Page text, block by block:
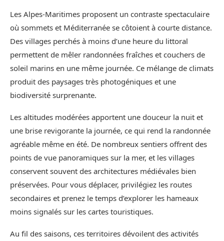
Les Alpes-Maritimes proposent un contraste spectaculaire
où sommets et Méditerranée se côtoient à courte distance.
Des villages perchés à moins d’une heure du littoral
permettent de mêler randonnées fraîches et couchers de
soleil marins en une même journée. Ce mélange de climats
produit des paysages très photogéniques et une
biodiversité surprenante.
Les altitudes modérées apportent une douceur la nuit et
une brise revigorante la journée, ce qui rend la randonnée
agréable même en été. De nombreux sentiers offrent des
points de vue panoramiques sur la mer, et les villages
conservent souvent des architectures médiévales bien
préservées. Pour vous déplacer, privilégiez les routes
secondaires et prenez le temps d’explorer les hameaux
moins signalés sur les cartes touristiques.
Au fil des saisons, ces territoires dévoilent des activités